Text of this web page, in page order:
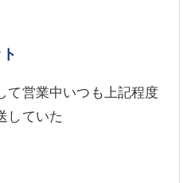
て営業中いつも上記程度
していた